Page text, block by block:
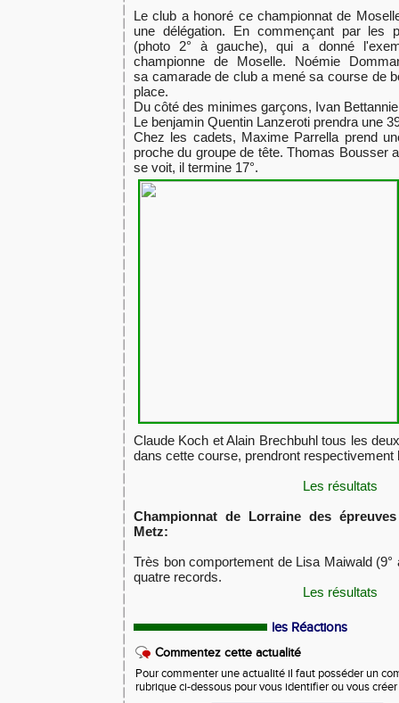
Le club a honoré ce championnat de
une délégation. En commençant par les
(photo 2° à gauche), qui a donné
championne de Moselle. Noémie
sa camarade de club a mené sa course de
place.
Du côté des minimes garçons, Ivan
Le benjamin Quentin Lanzeroti prendra une
Chez les cadets, Maxime Parrella prend
proche du groupe de tête. Thomas Bousser
se voit, il termine 17°.
Claude Koch et Alain Brechbuhl tous les
dans cette course, prendront respectivement
Les résultats
Championnat de Lorraine des
Metz:
Très bon comportement de Lisa Maiwald
quatre records.
Les résultats
les Réactions
Commentez cette actualité
Pour commenter une actualité il faut posséder un
rubrique ci-dessous pour vous identifier ou vous